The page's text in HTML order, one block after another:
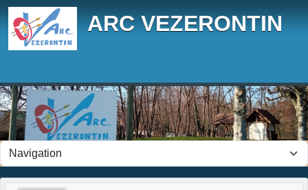
ARC VEZERONTIN
Panneau de gestion des cookies